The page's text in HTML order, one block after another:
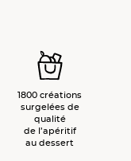
1800 créations
surgelées de
qualité
de l’apéritif
au dessert